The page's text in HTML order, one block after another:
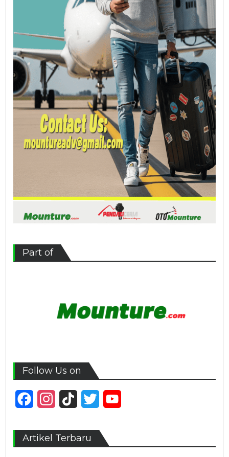
Part of
Follow Us on
FacebookInstagram
TikTok Twitter
Artikel Terbaru